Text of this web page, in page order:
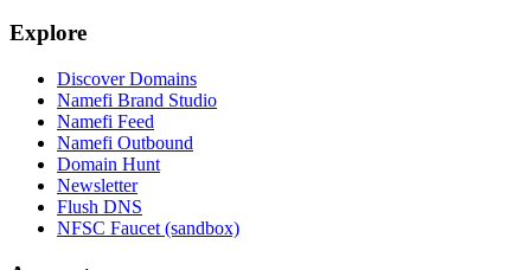
Explore
Discover Domains
Namefi Brand Studio
Namefi Feed
Namefi Outbound
Domain Hunt
Newsletter
Flush DNS
NFSC Faucet (sandbox)